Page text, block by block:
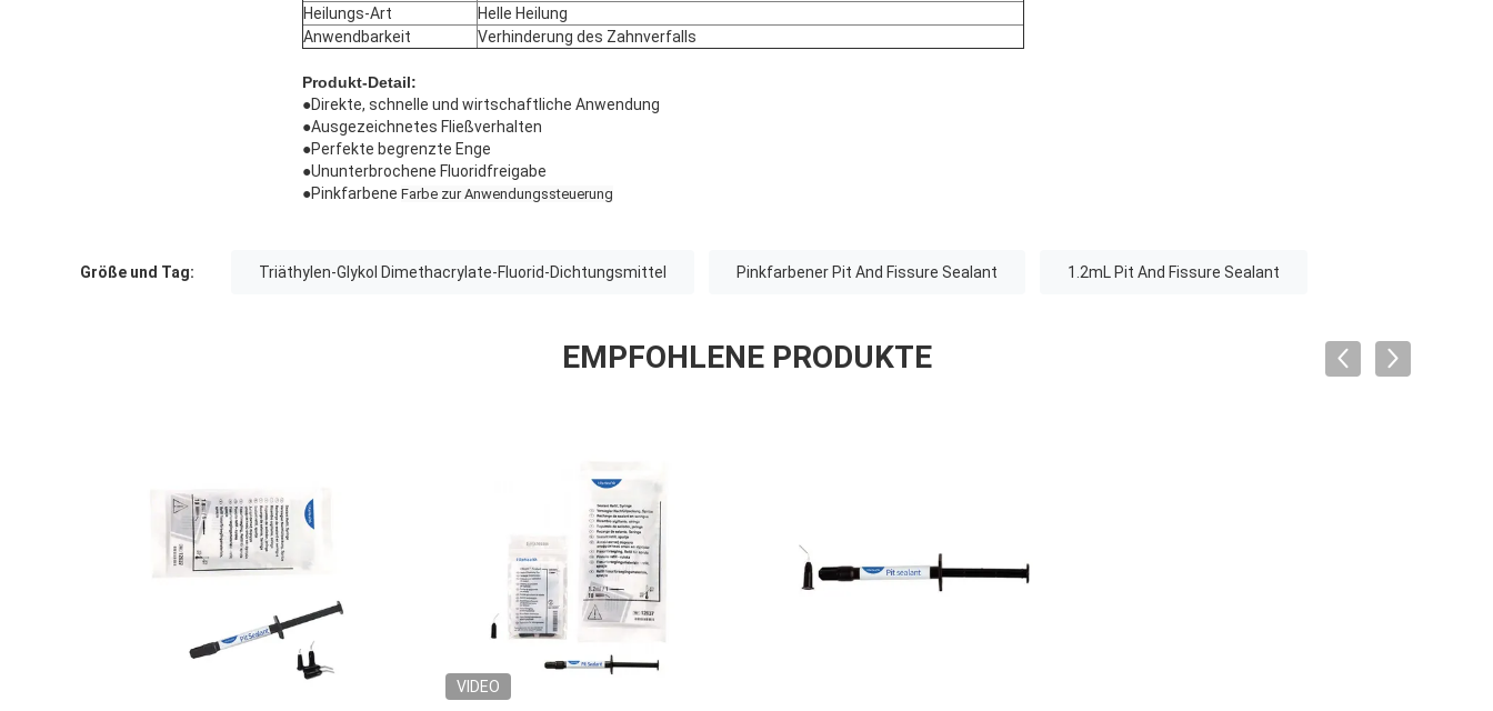
Heilungs-Art
Helle Heilung
Anwendbarkeit
Verhinderung des Zahnverfalls
Produkt-Detail:
●Direkte, schnelle und wirtschaftliche Anwendung
●Ausgezeichnetes Fließverhalten
●Perfekte begrenzte Enge
●Ununterbrochene Fluoridfreigabe
●Pinkfarbene Farbe zur Anwendungssteuerung
Größe und Tag: Triäthylen-Glykol Dimethacrylate-Fluorid-Dichtungsmittel Pinkfarbener Pit And Fissure Sealant 1.2mL Pit And Fissure Sealant
EMPFOHLENE PRODUKTE
VIDEO